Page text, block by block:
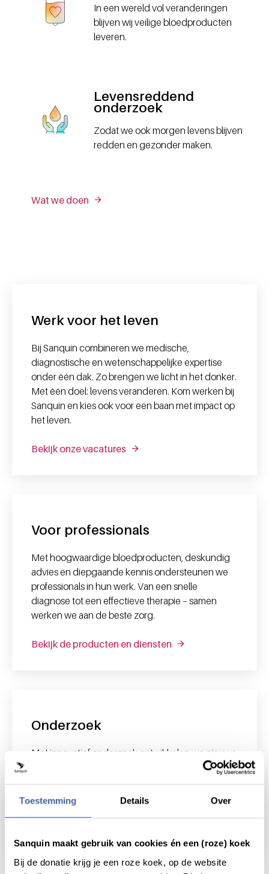
Toestemming Details Over
Sanquin maakt gebruik van cookies én een (roze) koek
Bij de donatie krijg je een roze koek, op de website
In een wereld vol veranderingen
blijven wij veilige bloedproducten
leveren.
Levensreddend
onderzoek
Zodat we ook morgen levens blijven
redden en gezonder maken.
Wat we doen
Werk voor het leven
Bij Sanquin combineren we medische,
diagnostische en wetenschappelijke expertise
onder één dak. Zo brengen we licht in het donker.
Met één doel: levens veranderen. Kom werken bij
Sanquin en kies ook voor een baan met impact op
het leven.
Bekijk onze vacatures
Voor professionals
Met hoogwaardige bloedproducten, deskundig
advies en diepgaande kennis ondersteunen we
professionals in hun werk. Van een snelle
diagnose tot een effectieve therapie – samen
werken we aan de beste zorg.
Bekijk de producten en diensten
Onderzoek
Met innovatief onderzoek ontwikkelen we nieuwe
diagnostiek en behandelingen voor bloedziektes
waar nu nog geen oplossing voor is. Wat we
vandaag ontdekken is morgen van levensbelang.